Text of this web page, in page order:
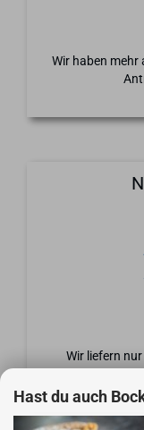
Hast du auch
Wir haben mehr
Wir liefern